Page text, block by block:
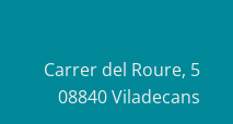
Carrer del Roure, 5
08840 Viladecans